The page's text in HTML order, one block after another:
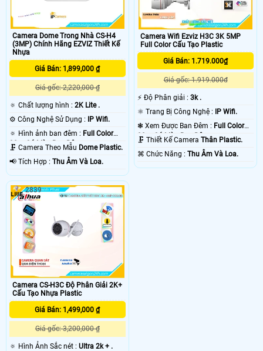
Camera Dome Trong Nhà CS-H4
(3MP) Chính Hãng EZVIZ Thiết Kế
Nhựa
Giá Bán: 1,899,000 ₫
Giá gốc: 2,220,000 ₫
🔅 Chất lượng hình : 2K Lite .
⚙ Công Nghệ Sử Dụng :
IP Wifi.
🔅 Hình ảnh ban đêm : Full Color
30m Có Màu Ban Ðêm.
🗜️ Camera Theo Mẫu Dome Plastic.
️📢 Tích Hợp : Thu Âm Và Loa.
Camera Wifi Ezviz H3C 3K 5MP
Full Color Cấu Tạo Plastic
Giá Bán: 1.719.000₫
Giá gốc: 1.919.000đ
️⚡ Độ Phân giải :3k .
⚛️ Trang Bị Công Nghệ :
IP Wifi.
❃ Xem Được Ban Đêm : Full Color
30m Có Màu Ban Ðêm.
🗜️ Thiết Kế CameraThân Plastic.
️⌘ Chức Năng :Thu Âm Và Loa.
Camera CS-H3C Độ Phân Giải 2K+
Cấu Tạo Nhựa Plastic
Giá Bán: 1,499,000 ₫
Giá gốc: 3,200,000 ₫
🔅 Hình Ảnh Sắc nét : Ultra 2k + .
2839